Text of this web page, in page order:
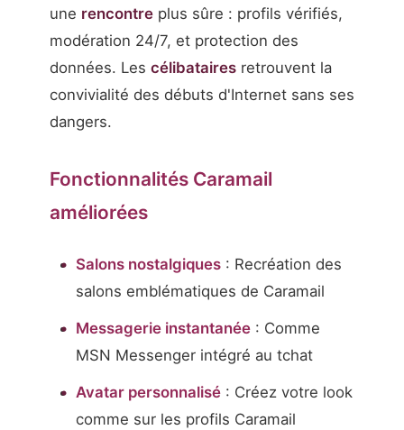
une rencontre plus sûre : profils vérifiés,
modération 24/7, et protection des
données. Les célibataires retrouvent la
convivialité des débuts d'Internet sans ses
dangers.
Fonctionnalités Caramail
améliorées
Salons nostalgiques: Recréation des
salons emblématiques de Caramail
Messagerie instantanée: Comme
MSN Messenger intégré au tchat
Avatar personnalisé: Créez votre look
comme sur les profils Caramail